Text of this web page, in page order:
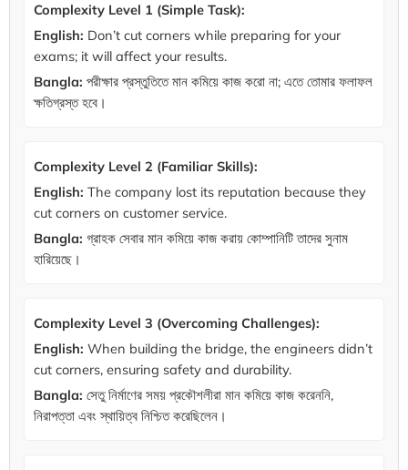
Complexity Level 1 (Simple Task):
English: Don’t cut corners while preparing for your
exams; it will affect your results.
Bangla: পরীক্ষার প্রস্তুতিতে মান কমিয়ে কাজ করো না; এতে তোমার ফলাফল
ক্ষতিগ্রস্ত হবে।
Complexity Level 2 (Familiar Skills):
English: The company lost its reputation because they
cut corners on customer service.
Bangla: গ্রাহক সেবার মান কমিয়ে কাজ করায় কোম্পানিটি তাদের সুনাম
হারিয়েছে।
Complexity Level 3 (Overcoming Challenges):
English: When building the bridge, the engineers didn’t
cut corners, ensuring safety and durability.
Bangla: সেতু নির্মাণের সময় প্রকৌশলীরা মান কমিয়ে কাজ করেননি,
নিরাপত্তা এবং স্থায়িত্ব নিশ্চিত করেছিলেন।